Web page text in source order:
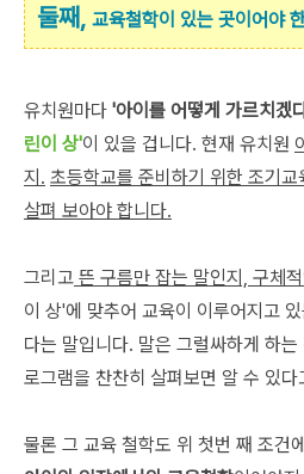
둘째, 교육철학이 있는 곳이어야
유치원마다 '아이를 어떻게 가르치겠
린이 상'이 있을 겁니다. 현재 유치원
지. 초등학교를 준비하기 위한 조기교
살펴 보아야 합니다.
그리고 뜬 구름만 잡는 말인지, 구체
이 상'에 맞추어 교육이 이루어지고
다는 말입니다. 말은 그럴싸하게 하
로그램을 찬찬히 살펴보면 알 수 있다
물론 그 교육 철학도 위 첫번 째 조건